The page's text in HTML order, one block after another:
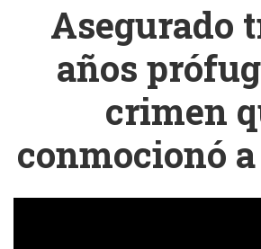
Asegurado
años
crimen
conmocionó